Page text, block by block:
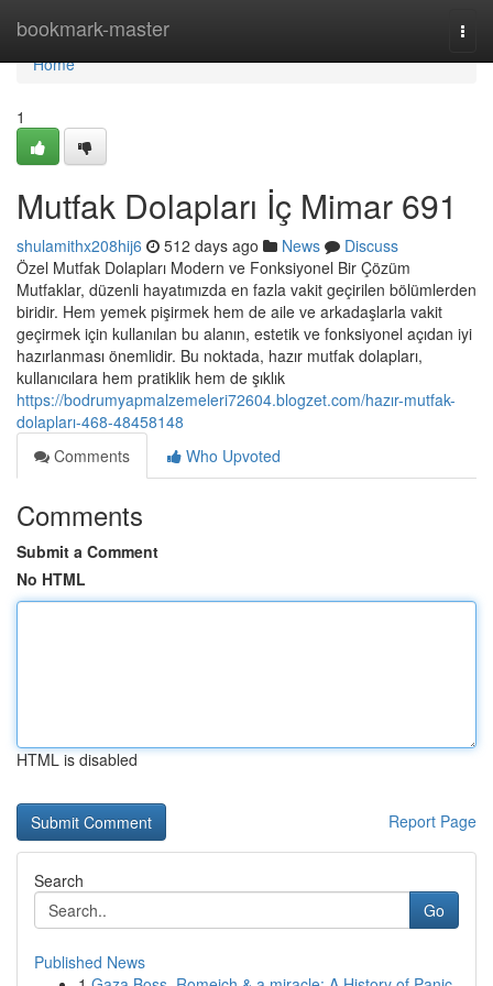
bookmark-master
Home
Home
1
Mutfak Dolapları İç Mimar 691
shulamithx208hij6 512 days ago News
Discuss
Özel Mutfak Dolapları Modern ve Fonksiyonel Bir Çözüm
Mutfaklar, düzenli hayatımızda en fazla vakit geçirilen bölümlerden
biridir. Hem yemek pişirmek hem de aile ve arkadaşlarla vakit
geçirmek için kullanılan bu alanın, estetik ve fonksiyonel açıdan iyi
hazırlanması önemlidir. Bu noktada, hazır mutfak dolapları,
kullanıcılara hem pratiklik hem de şıklık
https://bodrumyapmalzemeleri72604.blogzet.com/hazır-mutfak-
dolapları-468-48458148
Comments
Who Upvoted
Comments
Submit a Comment
No HTML
HTML is disabled
Report Page
Search
Go
Published News